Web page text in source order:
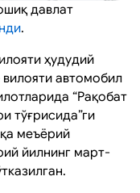
давлат
.
ҳудудий
автомобил
“Рақобат
тўғрисида”ги
меъёрий
йилнинг март-